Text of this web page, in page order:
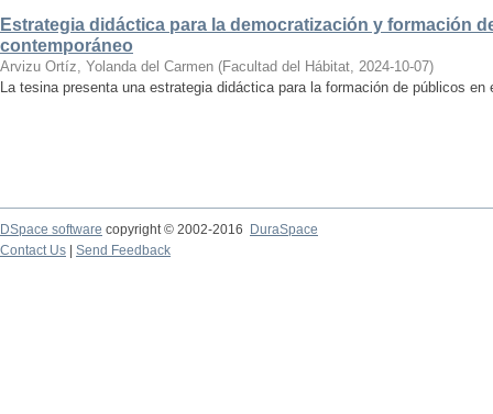
Estrategia didáctica para la democratización y formación
contemporáneo
Arvizu Ortíz, Yolanda del Carmen (Facultad del Hábitat, 2024-10-07)
La tesina presenta una estrategia didáctica para la formación de públicos en
DSpace software copyright © 2002-2016
DuraSpace
Contact Us
Send Feedback